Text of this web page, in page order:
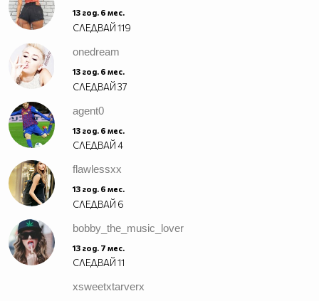
13 год. 6 мес.
СЛЕДВАЙ119
onedream
13 год. 6 мес.
СЛЕДВАЙ37
agent0
13 год. 6 мес.
СЛЕДВАЙ4
flawlessxx
13 год. 6 мес.
СЛЕДВАЙ 6
bobby_the_music_lover
13 год. 7 мес.
СЛЕДВАЙ11
xsweetxtarverx